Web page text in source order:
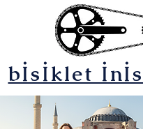
bİsİklet